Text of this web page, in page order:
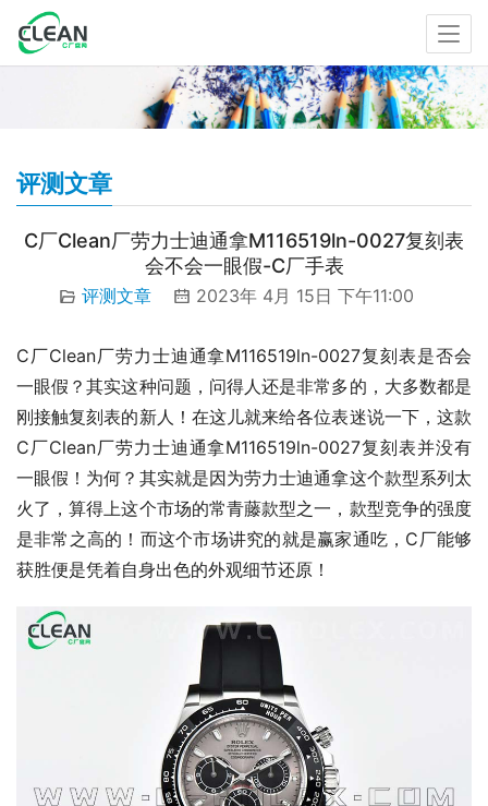
评测文章
C厂Clean厂劳力士迪通拿M116519ln-0027复刻表
会不会一眼假-C厂手表
评测文章 2023年 4月 15日 下午11:00
C厂Clean厂劳力士迪通拿M116519ln-0027复刻表是否会
一眼假？其实这种问题，问得人还是非常多的，大多数都是
刚接触复刻表的新人！在这儿就来给各位表迷说一下，这款
C厂Clean厂劳力士迪通拿M116519ln-0027复刻表并没有
一眼假！为何？其实就是因为劳力士迪通拿这个款型系列太
火了，算得上这个市场的常青藤款型之一，款型竞争的强度
是非常之高的！而这个市场讲究的就是赢家通吃，C厂能够
获胜便是凭着自身出色的外观细节还原！